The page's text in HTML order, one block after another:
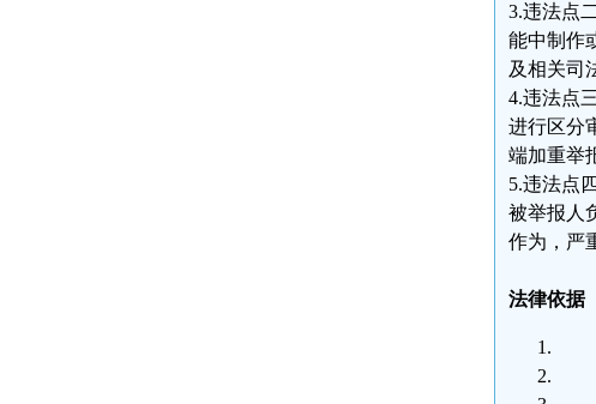
3.违法点
能中制作
及相关司
4.违法点
进行区分
端加重举
5.违法点
被举报人
作为，严
法律依据